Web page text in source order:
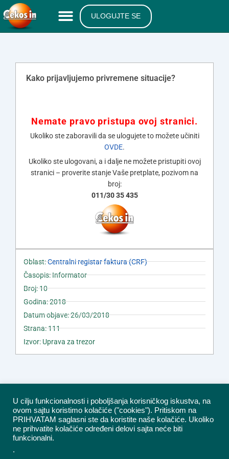
ULOGUJTE SE
Kako prijavljujemo privremene situacije?
Nemate pravo pristupa ovoj stranici.
Ukoliko ste zaboravili da se ulogujete to možete učiniti
OVDE.
Ukoliko ste ulogovani, a i dalje ne možete pristupiti ovoj
stranici – proverite stanje Vaše pretplate, pozivom na
broj:
011/30 35 435
Oblast:Centralni registar faktura (CRF)
Časopis: Informator
Broj: 10
Godina: 2018
Datum objave: 26/03/2018
Strana: 111
Izvor: Uprava za trezor
U cilju funkcionalnosti i poboljšanja korisničkog iskustva, na
ovom sajtu koristimo kolačiće ("cookies"). Pritiskom na
PRIHVATAM saglasni ste da koristite naše kolačiće. Ukoliko
ne prihvatite kolačiće određeni delovi sajta neće biti
funkcionalni.
.